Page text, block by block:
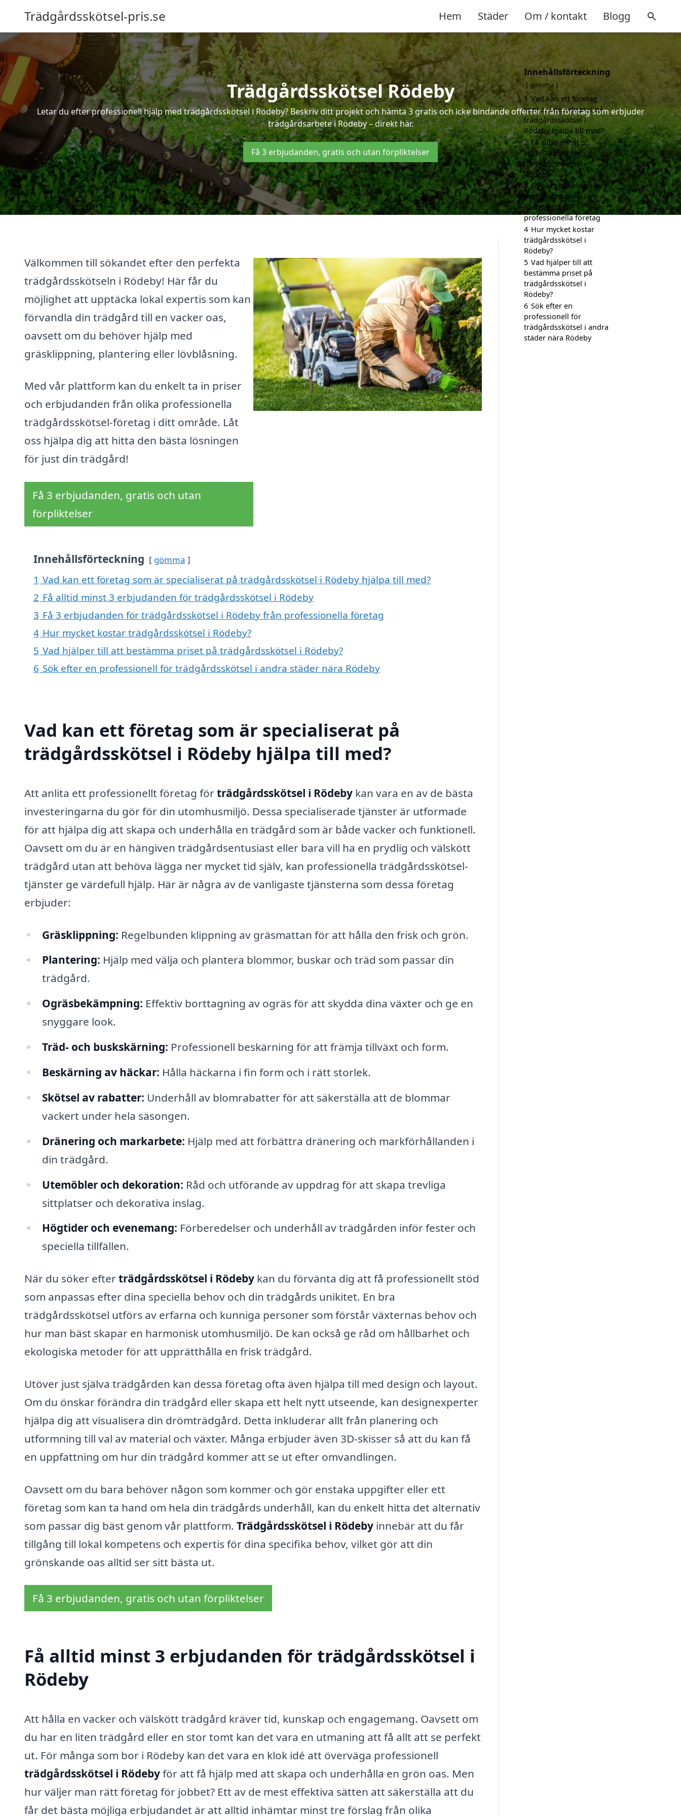
Trädgårdsskötsel-pris.se Hem Städer Om / kontakt Blogg
Trädgårdsskötsel Rödeby
Letar du efter professionell hjälp med trädgårdsskötsel i Rödeby? Beskriv ditt projekt och hämta 3 gratis och icke bindande offerter från företag som erbjuder
trädgårdsarbete i Rödeby – direkt här.
Få 3 erbjudanden, gratis och utan förpliktelser
Välkommen till sökandet efter den perfekta
trädgårdsskötseln i Rödeby! Här får du
möjlighet att upptäcka lokal expertis som kan
förvandla din trädgård till en vacker oas,
oavsett om du behöver hjälp med
gräsklippning, plantering eller lövblåsning.
Med vår plattform kan du enkelt ta in priser
och erbjudanden från olika professionella
trädgårdsskötsel-företag i ditt område. Låt
oss hjälpa dig att hitta den bästa lösningen
för just din trädgård!
Få 3 erbjudanden, gratis och utan
förpliktelser
Innehållsförteckning gömma
1 Vad kan ett företag som är specialiserat på trädgårdsskötsel i Rödeby hjälpa till med?
2 Få alltid minst 3 erbjudanden för trädgårdsskötsel i Rödeby
3 Få 3 erbjudanden för trädgårdsskötsel i Rödeby från professionella företag
4 Hur mycket kostar trädgårdsskötsel i Rödeby?
5 Vad hjälper till att bestämma priset på trädgårdsskötsel i Rödeby?
6 Sök efter en professionell för trädgårdsskötsel i andra städer nära Rödeby
Vad kan ett företag som är specialiserat på
trädgårdsskötsel i Rödeby hjälpa till med?
Att anlita ett professionellt företag förträdgårdsskötsel i Rödeby kan vara en av de bästa
investeringarna du gör för din utomhusmiljö. Dessa specialiserade tjänster är utformade
för att hjälpa dig att skapa och underhålla en trädgård som är både vacker och funktionell.
Oavsett om du är en hängiven trädgårdsentusiast eller bara vill ha en prydlig och välskött
trädgård utan att behöva lägga ner mycket tid själv, kan professionella trädgårdsskötsel-
tjänster ge värdefull hjälp. Här är några av de vanligaste tjänsterna som dessa företag
erbjuder:
Gräsklippning: Regelbunden klippning av gräsmattan för att hålla den frisk och grön.
Plantering: Hjälp med välja och plantera blommor, buskar och träd som passar din
trädgård.
Ogräsbekämpning: Effektiv borttagning av ogräs för att skydda dina växter och ge en
snyggare look.
Träd- och buskskärning: Professionell beskärning för att främja tillväxt och form.
Beskärning av häckar: Hålla häckarna i fin form och i rätt storlek.
Skötsel av rabatter: Underhåll av blomrabatter för att säkerställa att de blommar
vackert under hela säsongen.
Dränering och markarbete: Hjälp med att förbättra dränering och markförhållanden i
din trädgård.
Utemöbler och dekoration: Råd och utförande av uppdrag för att skapa trevliga
sittplatser och dekorativa inslag.
Högtider och evenemang: Förberedelser och underhåll av trädgården inför fester och
speciella tillfällen.
När du söker efterträdgårdsskötsel i Rödeby kan du förvänta dig att få professionellt stöd
som anpassas efter dina speciella behov och din trädgårds unikitet. En bra
trädgårdsskötsel utförs av erfarna och kunniga personer som förstår växternas behov och
hur man bäst skapar en harmonisk utomhusmiljö. De kan också ge råd om hållbarhet och
ekologiska metoder för att upprätthålla en frisk trädgård.
Utöver just själva trädgården kan dessa företag ofta även hjälpa till med design och layout.
Om du önskar förändra din trädgård eller skapa ett helt nytt utseende, kan designexperter
hjälpa dig att visualisera din drömträdgård. Detta inkluderar allt från planering och
utformning till val av material och växter. Många erbjuder även 3D-skisser så att du kan få
en uppfattning om hur din trädgård kommer att se ut efter omvandlingen.
Oavsett om du bara behöver någon som kommer och gör enstaka uppgifter eller ett
företag som kan ta hand om hela din trädgårds underhåll, kan du enkelt hitta det alternativ
som passar dig bäst genom vår plattform. Trädgårdsskötsel i Rödeby innebär att du får
tillgång till lokal kompetens och expertis för dina specifika behov, vilket gör att din
grönskande oas alltid ser sitt bästa ut.
Få 3 erbjudanden, gratis och utan förpliktelser
Få alltid minst 3 erbjudanden för trädgårdsskötsel i
Rödeby
Att hålla en vacker och välskött trädgård kräver tid, kunskap och engagemang. Oavsett om
du har en liten trädgård eller en stor tomt kan det vara en utmaning att få allt att se perfekt
ut. För många som bor i Rödeby kan det vara en klok idé att överväga professionell
trädgårdsskötsel i Rödebyför att få hjälp med att skapa och underhålla en grön oas. Men
hur väljer man rätt företag för jobbet? Ett av de mest effektiva sätten att säkerställa att du
får det bästa möjliga erbjudandet är att alltid inhämtar minst tre förslag från olika
Innehållsförteckning
gömma
1 Vad kan ett företag
som är specialiserat på
trädgårdsskötsel i
Rödeby hjälpa till med?
2 Få alltid minst 3
erbjudanden för
trädgårdsskötsel i
Rödeby
3 Få 3 erbjudanden för
trädgårdsskötsel i
Rödeby från
professionella företag
4 Hur mycket kostar
trädgårdsskötsel i
Rödeby?
5 Vad hjälper till att
bestämma priset på
trädgårdsskötsel i
Rödeby?
6 Sök efter en
professionell för
trädgårdsskötsel i andra
städer nära Rödeby